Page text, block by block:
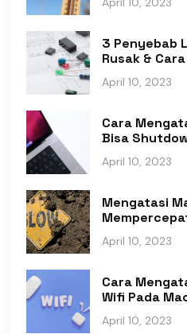
3 Penyebab
Rusak &
April 10, 2023
Cara
Bisa
April 10, 2023
Mengatasi
April 10, 2023
Cara
Wifi Pada
April 10, 2023